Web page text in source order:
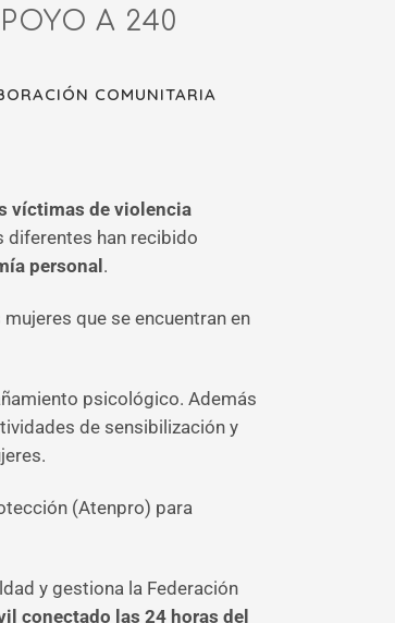
A 240
COMUNITARIA
víctimas de violencia
diferentes han recibido
personal .
que se encuentran en
psicológico. Además
de sensibilización y
(Atenpro) para
y gestiona la Federación
conectado las 24 horas del